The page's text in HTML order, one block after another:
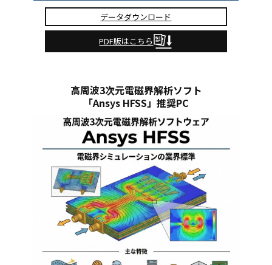
データダウンロード
PDF版はこちら
高周波3次元電磁界解析ソフト
「Ansys HFSS」推奨PC